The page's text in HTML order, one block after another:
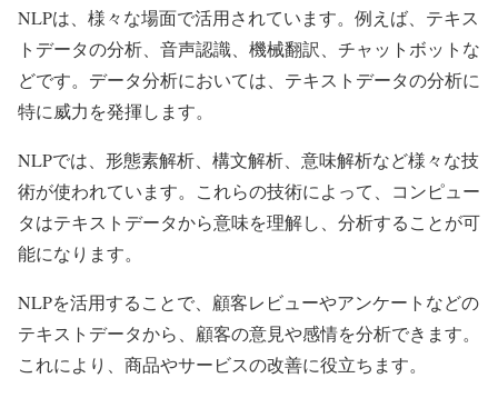
NLPは、様々な場面で活用されています。例えば、テキス
トデータの分析、音声認識、機械翻訳、チャットボットな
どです。データ分析においては、テキストデータの分析に
特に威力を発揮します。
NLPでは、形態素解析、構文解析、意味解析など様々な技
術が使われています。これらの技術によって、コンピュー
タはテキストデータから意味を理解し、分析することが可
能になります。
NLPを活用することで、顧客レビューやアンケートなどの
テキストデータから、顧客の意見や感情を分析できます。
これにより、商品やサービスの改善に役立ちます。